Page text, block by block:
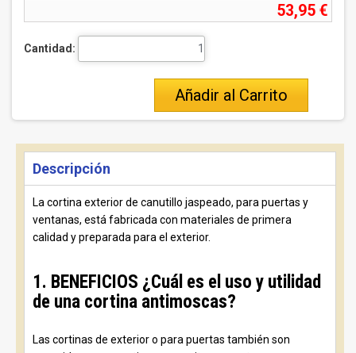
53,95 €
Cantidad:
Añadir al Carrito
Descripción
La cortina exterior de canutillo jaspeado, para puertas y
ventanas, está fabricada con materiales de primera
calidad y preparada para el exterior.
1. BENEFICIOS ¿Cuál es el uso y utilidad
de una cortina antimoscas?
Las cortinas de exterior o para puertas también son